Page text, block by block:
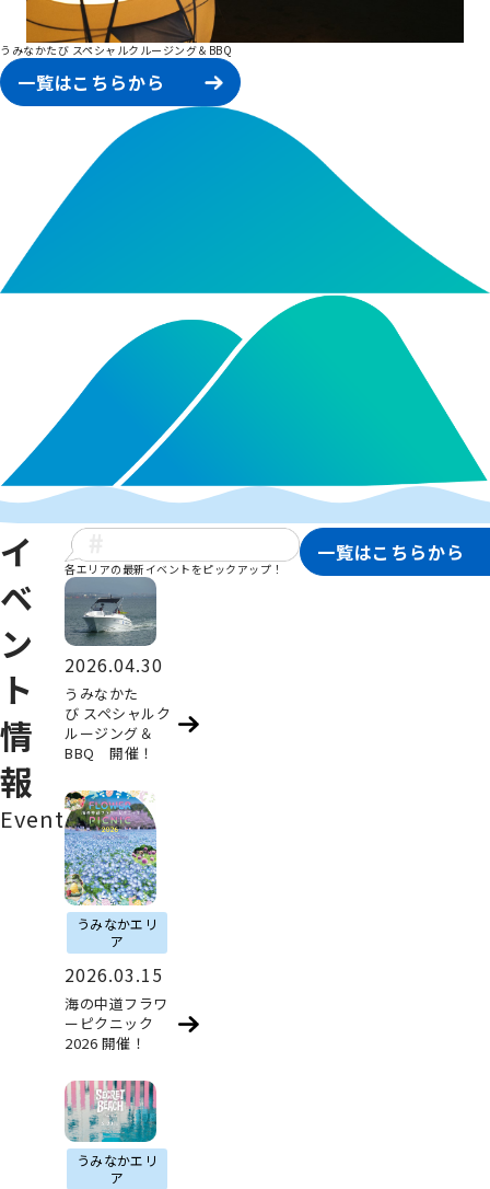
うみなかたび スペシャルクルージング＆BBQ
一覧はこちらから
イ
ベ
ン
ト
情
報
Event
各エリアの最新イベントをピックアップ！
2026.04.30
うみなかた
び スペシャルク
ルージング＆
BBQ 開催！
うみなかエリ
ア
2026.03.15
海の中道フラワ
ーピクニック
2026 開催！
うみなかエリ
ア
一覧はこちらから